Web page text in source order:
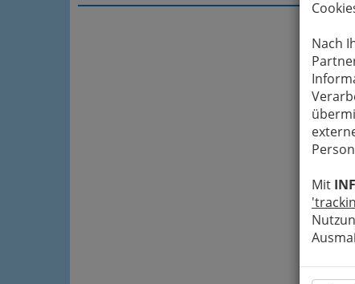
Nach
Mit